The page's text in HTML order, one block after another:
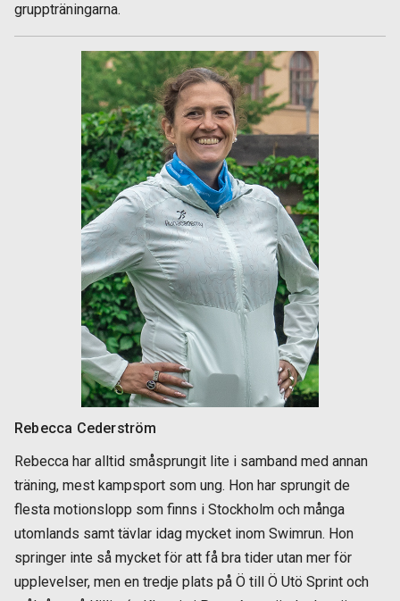
gruppträningarna.
Rebecca Cederström
Rebecca har alltid småsprungit lite i samband med annan
träning, mest kampsport som ung. Hon har sprungit de
flesta motionslopp som finns i Stockholm och många
utomlands samt tävlar idag mycket inom Swimrun. Hon
springer inte så mycket för att få bra tider utan mer för
upplevelser, men en tredje plats på Ö till Ö Utö Sprint och